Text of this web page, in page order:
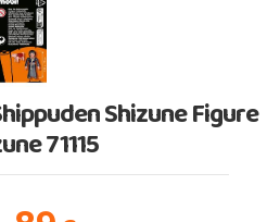
Shizune Figure
71115